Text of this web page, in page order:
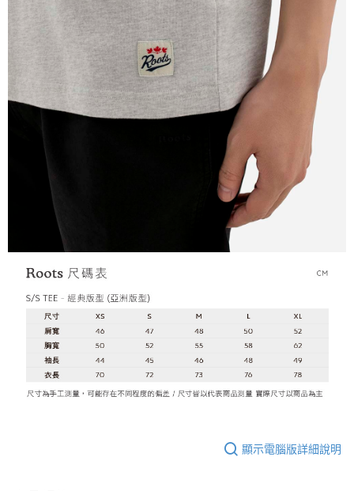
顯示電腦版詳細說明